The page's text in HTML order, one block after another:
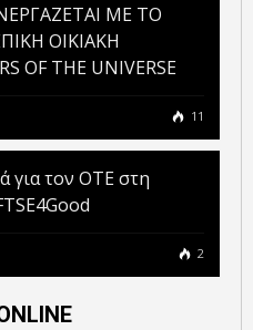
ΜΕ ΤΟ
ΟΙΚΙΑΚΗ
OF THE UNIVERSE
11
για τον ΟΤΕ στη
2